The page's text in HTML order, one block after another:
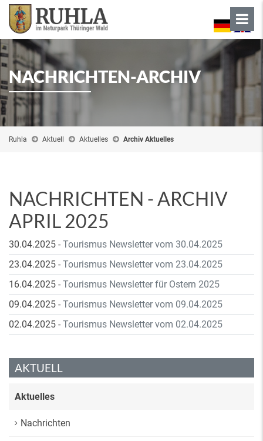
NACHRICHTEN-ARCHIV
Ruhla Aktuell Aktuelles Archiv Aktuelles
NACHRICHTEN - ARCHIV
APRIL 2025
30.04.2025 - Tourismus Newsletter vom 30.04.2025
23.04.2025 - Tourismus Newsletter vom 23.04.2025
16.04.2025 - Tourismus Newsletter für Ostern 2025
09.04.2025 - Tourismus Newsletter vom 09.04.2025
02.04.2025 - Tourismus Newsletter vom 02.04.2025
AKTUELL
Aktuelles
Nachrichten